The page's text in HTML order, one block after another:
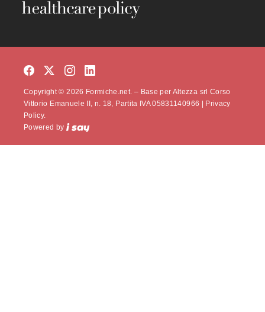
Copyright © 2026 Formiche.net. – Base per Altezza srl Corso
Vittorio Emanuele II, n. 18, Partita IVA 05831140966 | Privacy
Policy.
Powered by